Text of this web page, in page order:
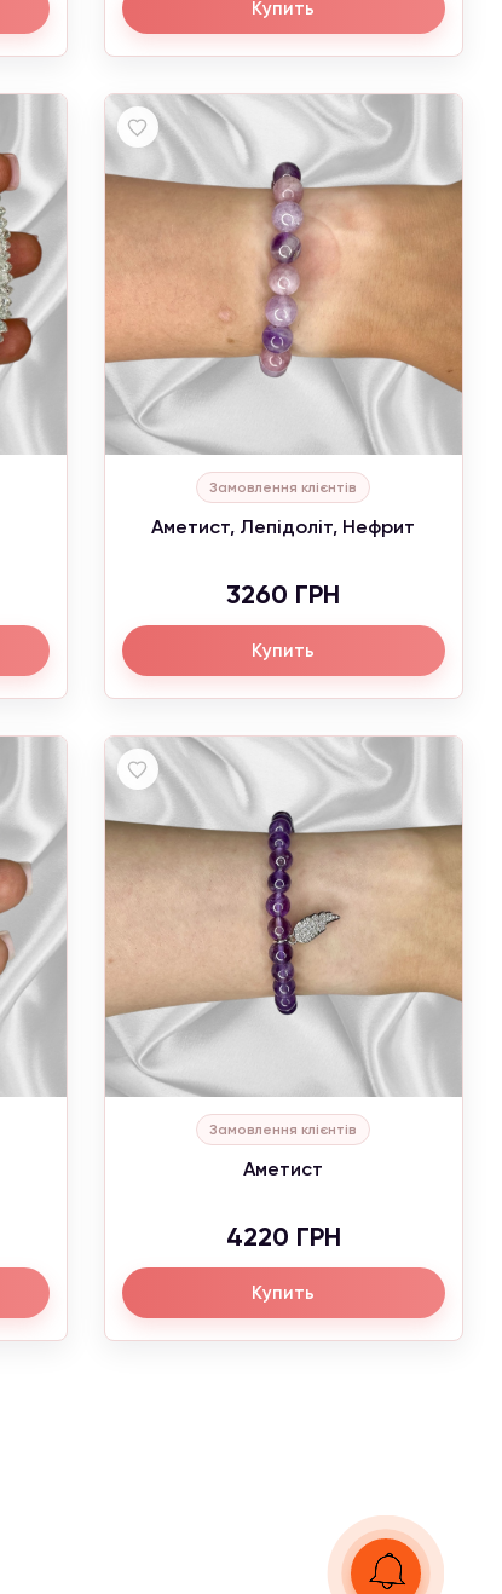
Купить
Замовлення клієнтів
Аметист, Лепідоліт, Нефрит
3260 ГРН
Купить
Замовлення клієнтів
Аметист
4220 ГРН
Купить